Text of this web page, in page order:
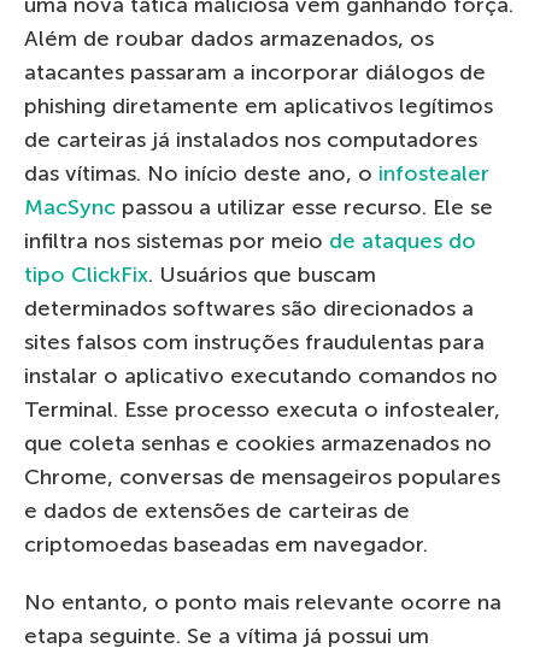
Além de roubar dados armazenados, os
atacantes passaram a incorporar diálogos de
phishing diretamente em aplicativos legítimos
de carteiras já instalados nos computadores
das vítimas. No início deste ano, o infostealer
MacSync passou a utilizar esse recurso. Ele se
infiltra nos sistemas por meio de ataques do
tipo ClickFix. Usuários que buscam
determinados softwares são direcionados a
sites falsos com instruções fraudulentas para
instalar o aplicativo executando comandos no
Terminal. Esse processo executa o infostealer,
que coleta senhas e cookies armazenados no
Chrome, conversas de mensageiros populares
e dados de extensões de carteiras de
criptomoedas baseadas em navegador.
No entanto, o ponto mais relevante ocorre na
etapa seguinte. Se a vítima já possui um